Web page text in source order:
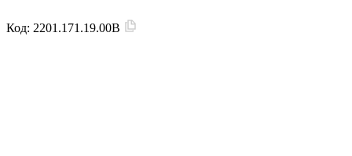
Код: 2201.171.19.00B